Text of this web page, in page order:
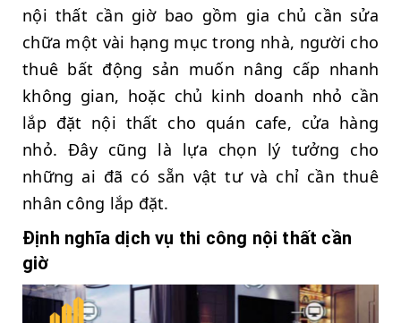
nội thất cần giờ bao gồm gia chủ cần sửa
chữa một vài hạng mục trong nhà, người cho
thuê bất động sản muốn nâng cấp nhanh
không gian, hoặc chủ kinh doanh nhỏ cần
lắp đặt nội thất cho quán cafe, cửa hàng
nhỏ. Đây cũng là lựa chọn lý tưởng cho
những ai đã có sẵn vật tư và chỉ cần thuê
nhân công lắp đặt.
Định nghĩa dịch vụ thi công nội thất cần
giờ